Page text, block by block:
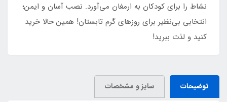
نشاط را برای کودکان به ارمغان می‌آورد. نصب آسان و ایمن؛
انتخابی بی‌نظیر برای روزهای گرم تابستان! همین حالا خرید
کنید و لذت ببرید!
توضیحات سایز و مشخصات